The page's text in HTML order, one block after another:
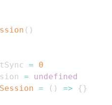
( )
=
0
=
undefined
= ( ) => { }